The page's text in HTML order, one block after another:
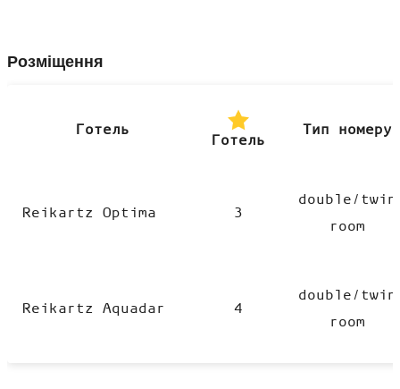
Розміщення
Готель
Готель
Тип номеру
Reikartz Optima 3
double/twin
room
Reikartz Aquadar 4
double/twin
room